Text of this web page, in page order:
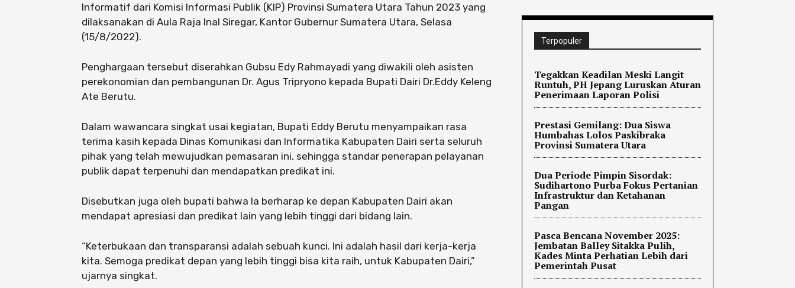
Informatif dari Komisi Informasi Publik (KIP) Provinsi Sumatera Utara Tahun 2023 yang
dilaksanakan di Aula Raja Inal Siregar, Kantor Gubernur Sumatera Utara, Selasa
(15/8/2022).
Penghargaan tersebut diserahkan Gubsu Edy Rahmayadi yang diwakili oleh asisten
perekonomian dan pembangunan Dr. Agus Tripryono kepada Bupati Dairi Dr.Eddy Keleng
Ate Berutu.
Dalam wawancara singkat usai kegiatan, Bupati Eddy Berutu menyampaikan rasa
terima kasih kepada Dinas Komunikasi dan Informatika Kabupaten Dairi serta seluruh
pihak yang telah mewujudkan pemasaran ini, sehingga standar penerapan pelayanan
publik dapat terpenuhi dan mendapatkan predikat ini.
Disebutkan juga oleh bupati bahwa Ia berharap ke depan Kabupaten Dairi akan
mendapat apresiasi dan predikat lain yang lebih tinggi dari bidang lain.
“Keterbukaan dan transparansi adalah sebuah kunci. Ini adalah hasil dari kerja-kerja
kita. Semoga predikat depan yang lebih tinggi bisa kita raih, untuk Kabupaten Dairi,”
ujarnya singkat.
Terpopuler
Tegakkan Keadilan Meski Langit
Runtuh, PH Jepang Luruskan Aturan
Penerimaan Laporan Polisi
Prestasi Gemilang: Dua Siswa
Humbahas Lolos Paskibraka
Provinsi Sumatera Utara
Dua Periode Pimpin Sisordak:
Sudihartono Purba Fokus Pertanian
Infrastruktur dan Ketahanan
Pangan
Pasca Bencana November 2025:
Jembatan Balley Sitakka Pulih,
Kades Minta Perhatian Lebih dari
Pemerintah Pusat